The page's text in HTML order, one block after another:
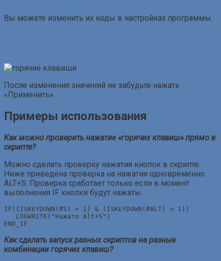
Вы можете изменить их коды в настройках программы.
После изменения значений не забудьте нажать
«Применить».
Примеры использования
Как можно проверить нажатие «горячих клавиш» прямо в
скрипте?
Можно сделать проверку нажатия кнопок в скрипте.
Ниже приведена проверка на нажатия одновременно
ALT+S. Проверка сработает только если в момент
выполнения IF кнопки будут нажаты.
IF((ISKEYDOWN(#S) = 1) & (ISKEYDOWN(#ALT) = 1))
LOGWRITE("Нажато Alt+S")
Как сделать запуск разных скриптов на разные
комбинации горячих клавиш?